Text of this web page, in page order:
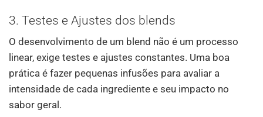
3. Testes e Ajustes dos blends
O desenvolvimento de um blend não é um processo
linear, exige testes e ajustes constantes. Uma boa
prática é fazer pequenas infusões para avaliar a
intensidade de cada ingrediente e seu impacto no
sabor geral.